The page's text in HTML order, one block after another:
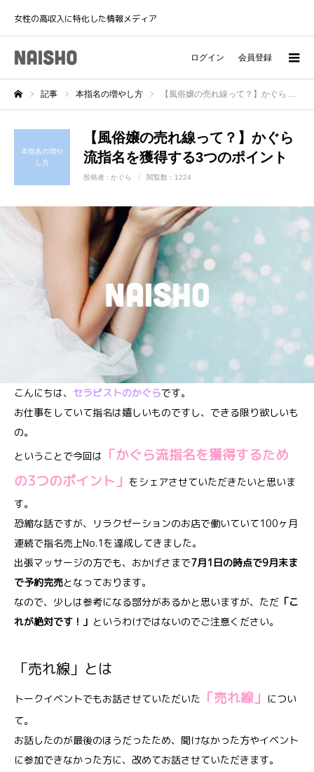
女性の高収入に特化した情報メディア
ログイン 会員登録
記事 本指名の増やし方 【風俗嬢の売れ線って？】かぐら流指名を獲得する3つのポイント
本指名の増や
し方
【風俗嬢の売れ線って？】かぐら
流指名を獲得する3つのポイント
投稿者 : かぐら 閲覧数：1224
こんにちは、 セラピストのかぐらです。
お仕事をしていて指名は嬉しいものですし、できる限り欲しいも
の。
ということで今回は 「かぐら流指名を獲得するため
の3つのポイント」 をシェアさせていただきたいと思いま
す。
恐縮な話ですが、リラクゼーションのお店で働いていて100ヶ月
連続で指名売上No.1を達成してきました。
出張マッサージの方でも、おかげさまで7月1日の時点で9月末ま
で予約完売となっております。
なので、少しは参考になる部分があるかと思いますが、ただ 「こ
れが絶対です！」 というわけではないのでご注意ください。
「売れ線」とは
トークイベントでもお話させていただいた 「売れ線」
につい
て。
お話したのが最後のほうだったため、聞けなかった方やイベント
に参加できなかった方に、改めてお話させていただきます。